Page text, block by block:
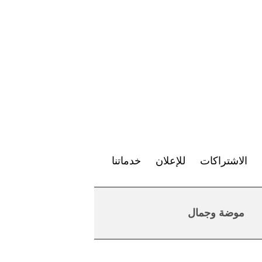
الاشتراكات للإعلان خدماتنا
موضة وجمال